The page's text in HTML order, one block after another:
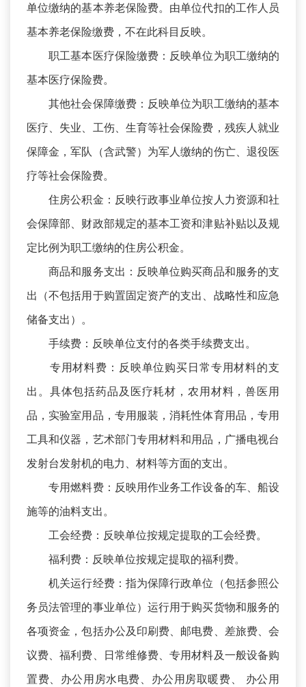
单位缴纳的基本养老保险费。由单位代扣的工作人员
基本养老保险缴费，不在此科目反映。
职工基本医疗保险缴费：反映单位为职工缴纳的
基本医疗保险费。
其他社会保障缴费：反映单位为职工缴纳的基本
医疗、失业、工伤、生育等社会保险费，残疾人就业
保障金，军队（含武警）为军人缴纳的伤亡、退役医
疗等社会保险费。
住房公积金：反映行政事业单位按人力资源和社
会保障部、财政部规定的基本工资和津贴补贴以及规
定比例为职工缴纳的住房公积金。
商品和服务支出：反映单位购买商品和服务的支
出（不包括用于购置固定资产的支出、战略性和应急
储备支出）。
手续费：反映单位支付的各类手续费支出。
专用材料费：反映单位购买日常专用材料的支
出。具体包括药品及医疗耗材，农用材料，兽医用
品，实验室用品，专用服装，消耗性体育用品，专用
工具和仪器，艺术部门专用材料和用品，广播电视台
发射台发射机的电力、材料等方面的支出。
专用燃料费：反映用作业务工作设备的车、船设
施等的油料支出。
工会经费：反映单位按规定提取的工会经费。
福利费：反映单位按规定提取的福利费。
机关运行经费：指为保障行政单位（包括参照公
务员法管理的事业单位）运行用于购买货物和服务的
各项资金，包括办公及印刷费、邮电费、差旅费、会
议费、福利费、日常维修费、专用材料及一般设备购
置费、办公用房水电费、办公用房取暖费、 办公用